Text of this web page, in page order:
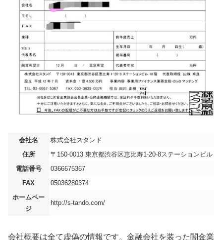
会社名
株式会社スタンド
住所
〒150-0013 東京都渋谷区恵比寿1-20-8ステーションビル
電話番号
0366675367
FAX
05036280374
ホームペー
ジ
http://s-tando.com/
会社概要は全て虚偽の情報です。金融会社を装った闇金業